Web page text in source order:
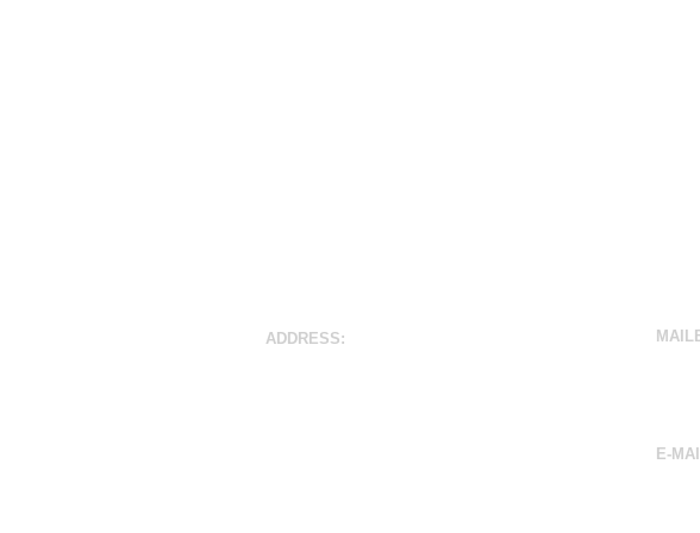
ADDRESS:
E-